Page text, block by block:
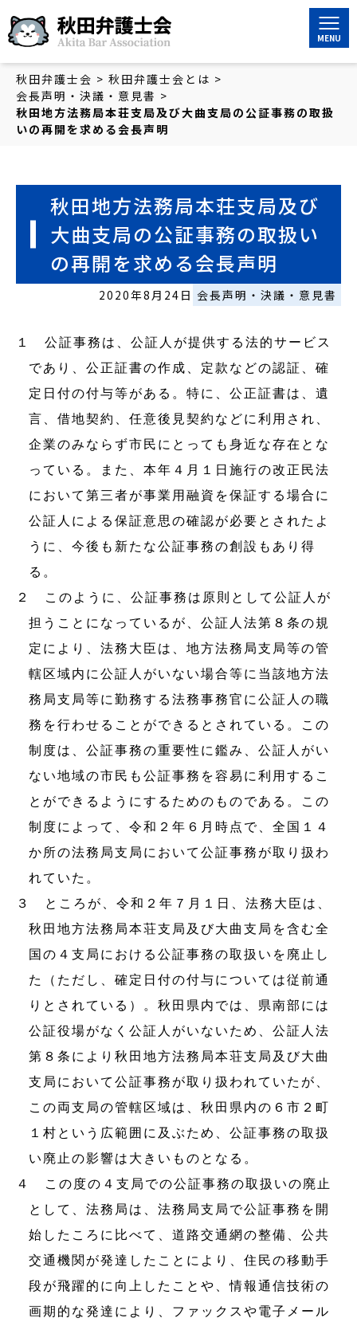
秋田弁護士会
秋田弁護士会 > 秋田弁護士会とは >
会長声明・決議・意見書 >
秋田地方法務局本荘支局及び大曲支局の公証事務の取扱
いの再開を求める会長声明
秋田地方法務局本荘支局及び
大曲支局の公証事務の取扱い
の再開を求める会長声明
2020年8月24日 会長声明・決議・意見書
１ 公証事務は、公証人が提供する法的サービス
であり、公正証書の作成、定款などの認証、確
定日付の付与等がある。特に、公正証書は、遺
言、借地契約、任意後見契約などに利用され、
企業のみならず市民にとっても身近な存在とな
っている。また、本年４月１日施行の改正民法
において第三者が事業用融資を保証する場合に
公証人による保証意思の確認が必要とされたよ
うに、今後も新たな公証事務の創設もあり得
る。
２ このように、公証事務は原則として公証人が
担うことになっているが、公証人法第８条の規
定により、法務大臣は、地方法務局支局等の管
轄区域内に公証人がいない場合等に当該地方法
務局支局等に勤務する法務事務官に公証人の職
務を行わせることができるとされている。この
制度は、公証事務の重要性に鑑み、公証人がい
ない地域の市民も公証事務を容易に利用するこ
とができるようにするためのものである。この
制度によって、令和２年６月時点で、全国１４
か所の法務局支局において公証事務が取り扱わ
れていた。
３ ところが、令和２年７月１日、法務大臣は、
秋田地方法務局本荘支局及び大曲支局を含む全
国の４支局における公証事務の取扱いを廃止し
た（ただし、確定日付の付与については従前通
りとされている）。秋田県内では、県南部には
公証役場がなく公証人がいないため、公証人法
第８条により秋田地方法務局本荘支局及び大曲
支局において公証事務が取り扱われていたが、
この両支局の管轄区域は、秋田県内の６市２町
１村という広範囲に及ぶため、公証事務の取扱
い廃止の影響は大きいものとなる。
４ この度の４支局での公証事務の取扱いの廃止
として、法務局は、法務局支局で公証事務を開
始したころに比べて、道路交通網の整備、公共
交通機関が発達したことにより、住民の移動手
段が飛躍的に向上したことや、情報通信技術の
画期的な発達により、ファックスや電子メール